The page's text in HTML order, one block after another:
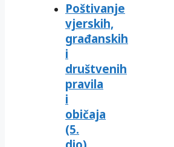
Poštivanje
vjerskih,
građanskih
i
društvenih
pravila
i
običaja
(5.